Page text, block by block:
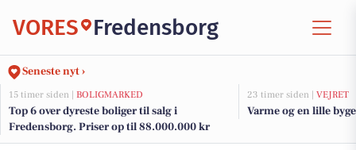
VORES Fredensborg
Seneste nyt ›
15 timer siden | BOLIGMARKED
Top 6 over dyreste boliger til salg i
Fredensborg. Priser op til 88.000.000 kr
23 timer siden | VEJRET
Varme og en lille